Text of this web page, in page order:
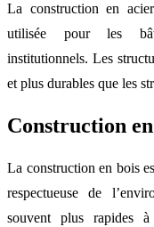
La construction en
utilisée pour les
institutionnels. Les
et plus durables que les
Construction
La construction en bois
respectueuse de
souvent plus rapides